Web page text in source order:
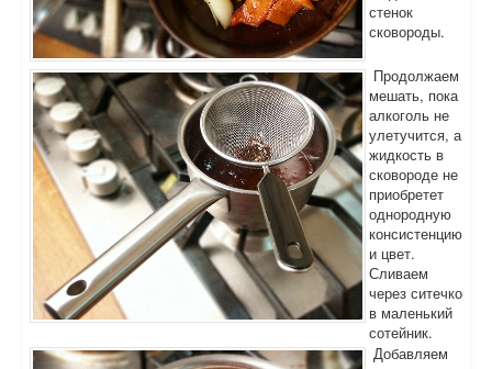
стенок
сковороды.
Продолжаем
мешать, пока
алкоголь не
улетучится, а
жидкость в
сковороде не
приобретет
однородную
консистенцию
и цвет.
Сливаем
через ситечко
в маленький
сотейник.
Добавляем